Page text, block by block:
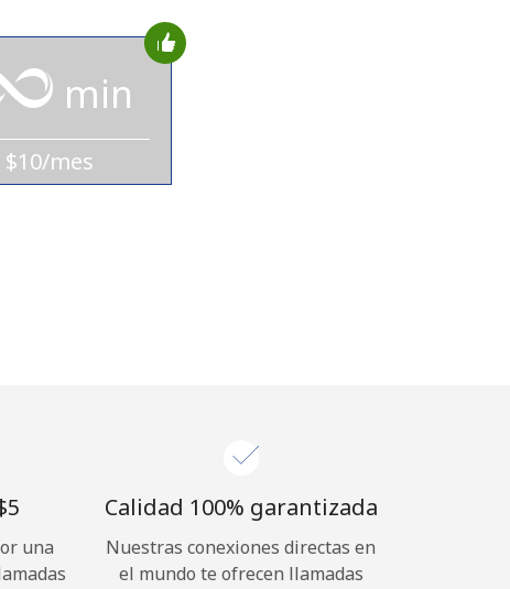
min
$10/mes
una
Calidad 100% garantizada
Nuestras conexiones directas en
el mundo te ofrecen llamadas